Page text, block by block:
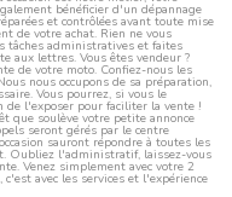
bénéficier d'un dépannage
et contrôlées avant toute mise
de votre achat. Rien ne vous
tâches administratives et faites
aux lettres. Vous êtes vendeur ?
de votre moto. Confiez-nous les
nous occupons de sa préparation,
Vous pourrez, si vous le
de l'exposer pour faciliter la vente !
que soulève votre petite annonce
seront gérés par le centre
sauront répondre à toutes les
Oubliez l'administratif, laissez-vous
Venez simplement avec votre 2
c'est avec les services et l'expérience